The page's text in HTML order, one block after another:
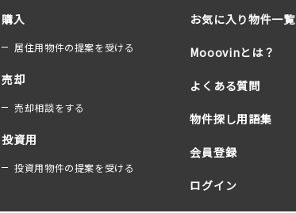
購入
居住用物件の提案を受ける
売却
売却相談をする
投資用
投資用物件の提案を受ける
お気に入り物件一覧
Mooovinとは？
よくある質問
物件探し用語集
会員登録
ログイン